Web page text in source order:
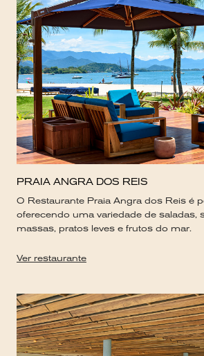
PRAIA ANGRA DOS REIS
O Restaurante Praia Angra dos Reis é
oferecendo uma variedade de saladas,
massas, pratos leves e frutos do mar.
Ver restaurante